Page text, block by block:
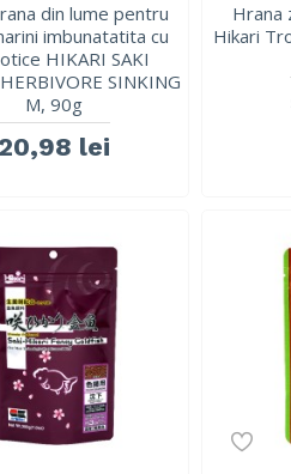
din lume pentru
imbunatatita cu
HIKARI SAKI
SINKING
M, 90g
20,98 lei
Hrana
Hikari